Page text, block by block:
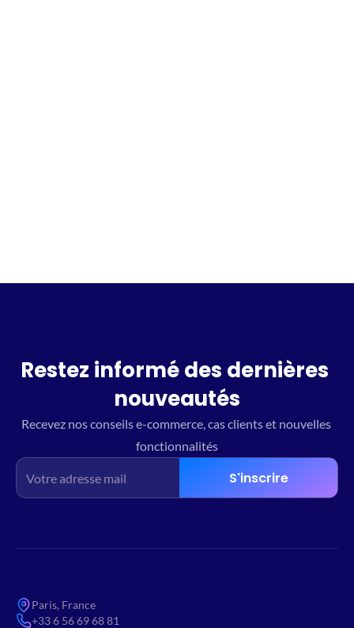
Restez informé des dernières
nouveautés
Recevez nos conseils e-commerce, cas clients et nouvelles
fonctionnalités
S'inscrire
Paris, France
+33 6 56 69 68 81